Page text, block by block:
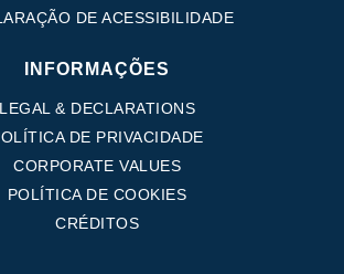
DE ACESSIBILIDADE
INFORMAÇÕES
LEGAL & DECLARATIONS
DE PRIVACIDADE
CORPORATE VALUES
POLÍTICA DE COOKIES
CRÉDITOS